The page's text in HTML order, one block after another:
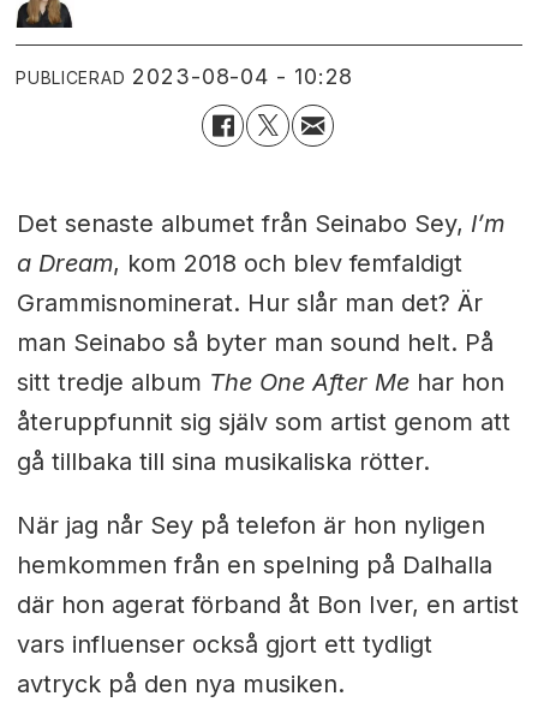
PUBLICERAD 2023-08-04 - 10:28
Det senaste albumet från Seinabo Sey, I’m
a Dream, kom 2018 och blev femfaldigt
Grammisnominerat. Hur slår man det? Är
man Seinabo så byter man sound helt. På
sitt tredje album The One After Mehar hon
återuppfunnit sig själv som artist genom att
gå tillbaka till sina musikaliska rötter.
När jag når Sey på telefon är hon nyligen
hemkommen från en spelning på Dalhalla
där hon agerat förband åt Bon Iver, en artist
vars influenser också gjort ett tydligt
avtryck på den nya musiken.